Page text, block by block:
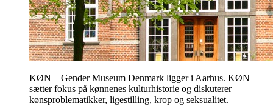
KØN – Gender Museum Denmark ligger i Aarhus. KØN
sætter fokus på kønnenes kulturhistorie og diskuterer
kønsproblematikker, ligestilling, krop og seksualitet.